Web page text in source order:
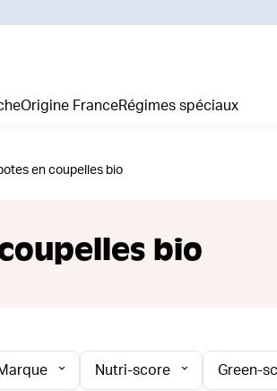
Origine France Régimes spéciaux
en coupelles bio
bio
Nutri-score Green-